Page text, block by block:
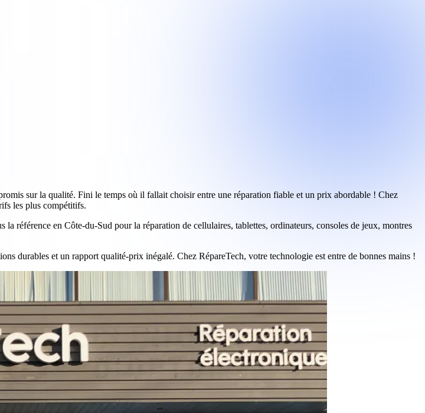
sur la qualité. Fini le temps où il fallait choisir entre une réparation fiable et un prix abordable ! Chez
les plus compétitifs.
référence en Côte-du-Sud pour la réparation de cellulaires, tablettes, ordinateurs, consoles de jeux, montres
durables et un rapport qualité-prix inégalé. Chez RépareTech, votre technologie est entre de bonnes mains !